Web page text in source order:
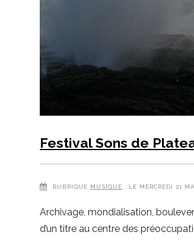
Festival Sons de
RUBRIQUE MUSIQUE , LE MERCREDI 21
Archivage, mondialisation,
d’un titre au centre des